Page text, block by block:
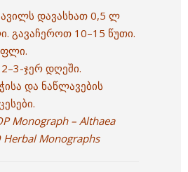
დავასხათ 0,5 ლ
გავაჩეროთ 10–15 წუთი.
ჯერ დღეში.
და ნაწლავების
Monograph – Althaea
Herbal Monographs